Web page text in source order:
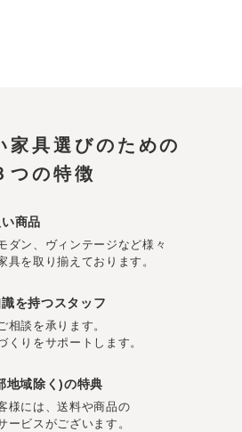
家具選びのための
つの特徴
商品
ダン、ヴィンテージなど様々
具を取り揃えております。
を持つスタッフ
相談を承ります。
くりをサポートします。
地域除く)の特典
様には、送料や商品の
ービスがございます。